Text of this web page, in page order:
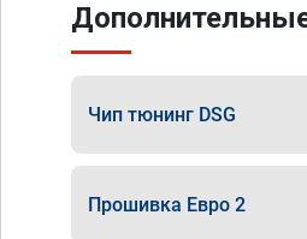
Чип тюнинг DSG
Прошивка Евро 2